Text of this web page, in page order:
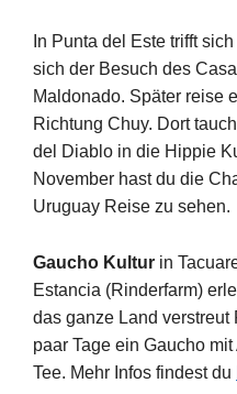
In Punta del Este trifft
sich der Besuch des
Maldonado. Später reise
Richtung Chuy. Dort
del Diablo in die Hippie
November hast du die
Uruguay Reise zu sehen.
Gaucho Kultur in
Estancia (Rinderfarm)
das ganze Land verstreut
paar Tage ein Gaucho
Tee. Mehr Infos findest du